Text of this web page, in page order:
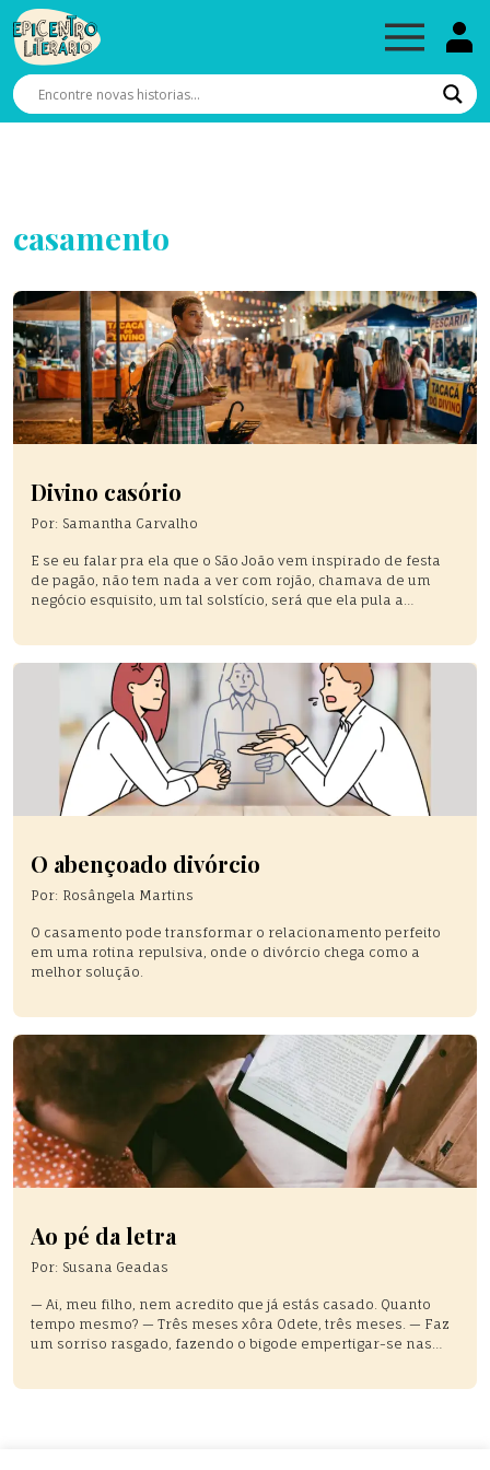
casamento
Divino casório
Por: Samantha Carvalho
E se eu falar pra ela que o São João vem inspirado de festa
de pagão, não tem nada a ver com rojão, chamava de um
negócio esquisito, um tal solstício, será que ela pula a
[…]
O abençoado divórcio
Por: Rosângela Martins
O casamento pode transformar o relacionamento perfeito
em uma rotina repulsiva, onde o divórcio chega como a
melhor solução.
Ao pé da letra
Por: Susana Geadas
— Ai, meu filho, nem acredito que já estás casado. Quanto
tempo mesmo? — Três meses xôra Odete, três meses. — Faz
um sorriso rasgado, fazendo o bigode empertigar-se nas